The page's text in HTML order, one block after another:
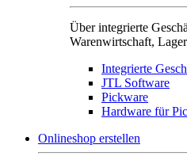
Über integrierte
Warenwirtschaft,
Integrierte
JTL Software
Pickware
Hardware für
Onlineshop erstellen